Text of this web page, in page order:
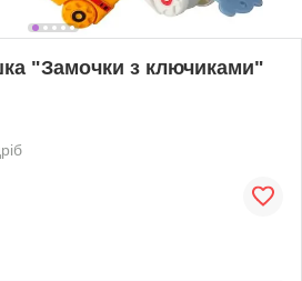
"Замочки з ключиками"